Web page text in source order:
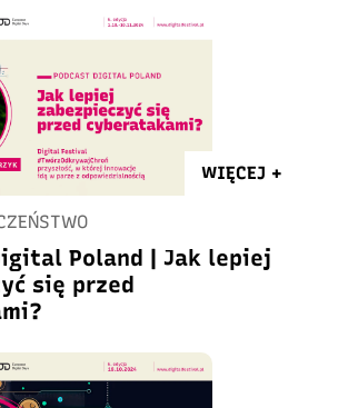
WIĘCEJ +
Poland | Jak lepiej
się przed